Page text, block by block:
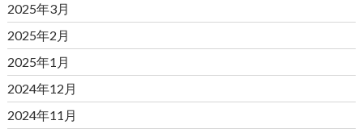
2025年3月
2025年2月
2025年1月
2024年12月
2024年11月